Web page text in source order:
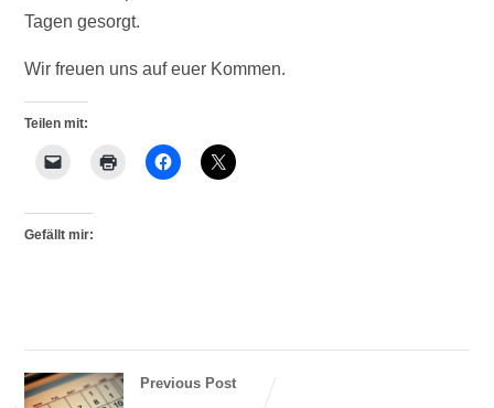
Tagen gesorgt.
Wir freuen uns auf euer Kommen.
Teilen mit:
Gefällt mir:
Previous Post